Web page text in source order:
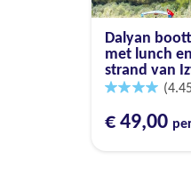
Dalyan
met lunch
strand van
€ 49,00